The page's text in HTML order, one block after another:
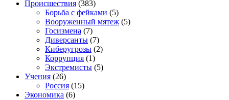
Происшествия (383)
Борьба с фейками (5)
Вооруженный мятеж (5)
Госизмена (7)
Диверсанты (7)
Киберугрозы (2)
Коррупция (1)
Экстремисты (5)
Учения (26)
Россия (15)
Экономика (6)